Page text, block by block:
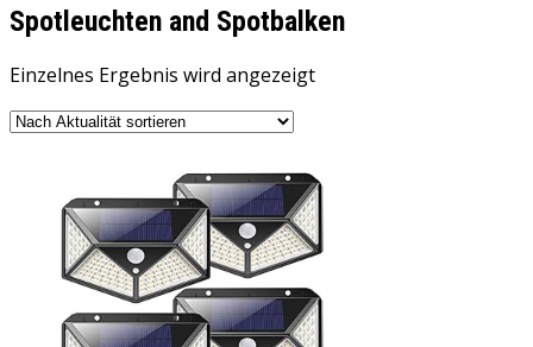
Spotleuchten and Spotbalken
Einzelnes Ergebnis wird angezeigt